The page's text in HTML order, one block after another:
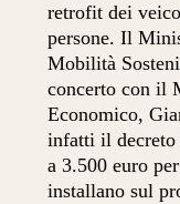
retrofit dei
persone. Il
Mobilità
concerto con il
Economico,
infatti il decreto
a 3.500 euro
installano sul